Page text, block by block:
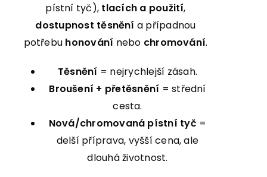
pístní tyč), tlacích a použití,
dostupnost těsnění a případnou
potřebu honování nebo chromování.
Těsnění = nejrychlejší zásah.
Broušení + přetěsnění = střední
cesta.
Nová/chromovaná pístní tyč =
delší příprava, vyšší cena, ale
dlouhá životnost.